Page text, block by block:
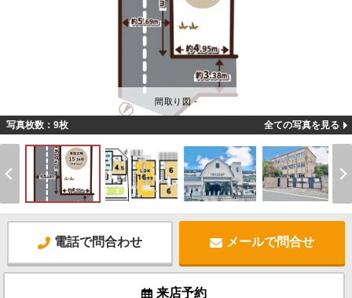
間取り図 -
写真枚数：9枚 全ての写真を見る
電話で問合わせ メールで問合せ
来店予約